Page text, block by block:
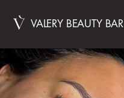
VALERY BEAUTY BAR